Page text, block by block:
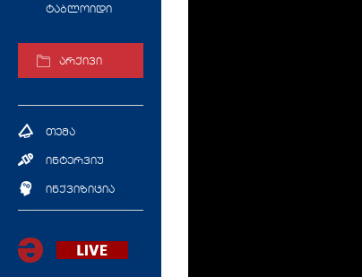
ტაბლოიდი
არქივი
თემა
ინტერვიუ
ინქვიზიცია